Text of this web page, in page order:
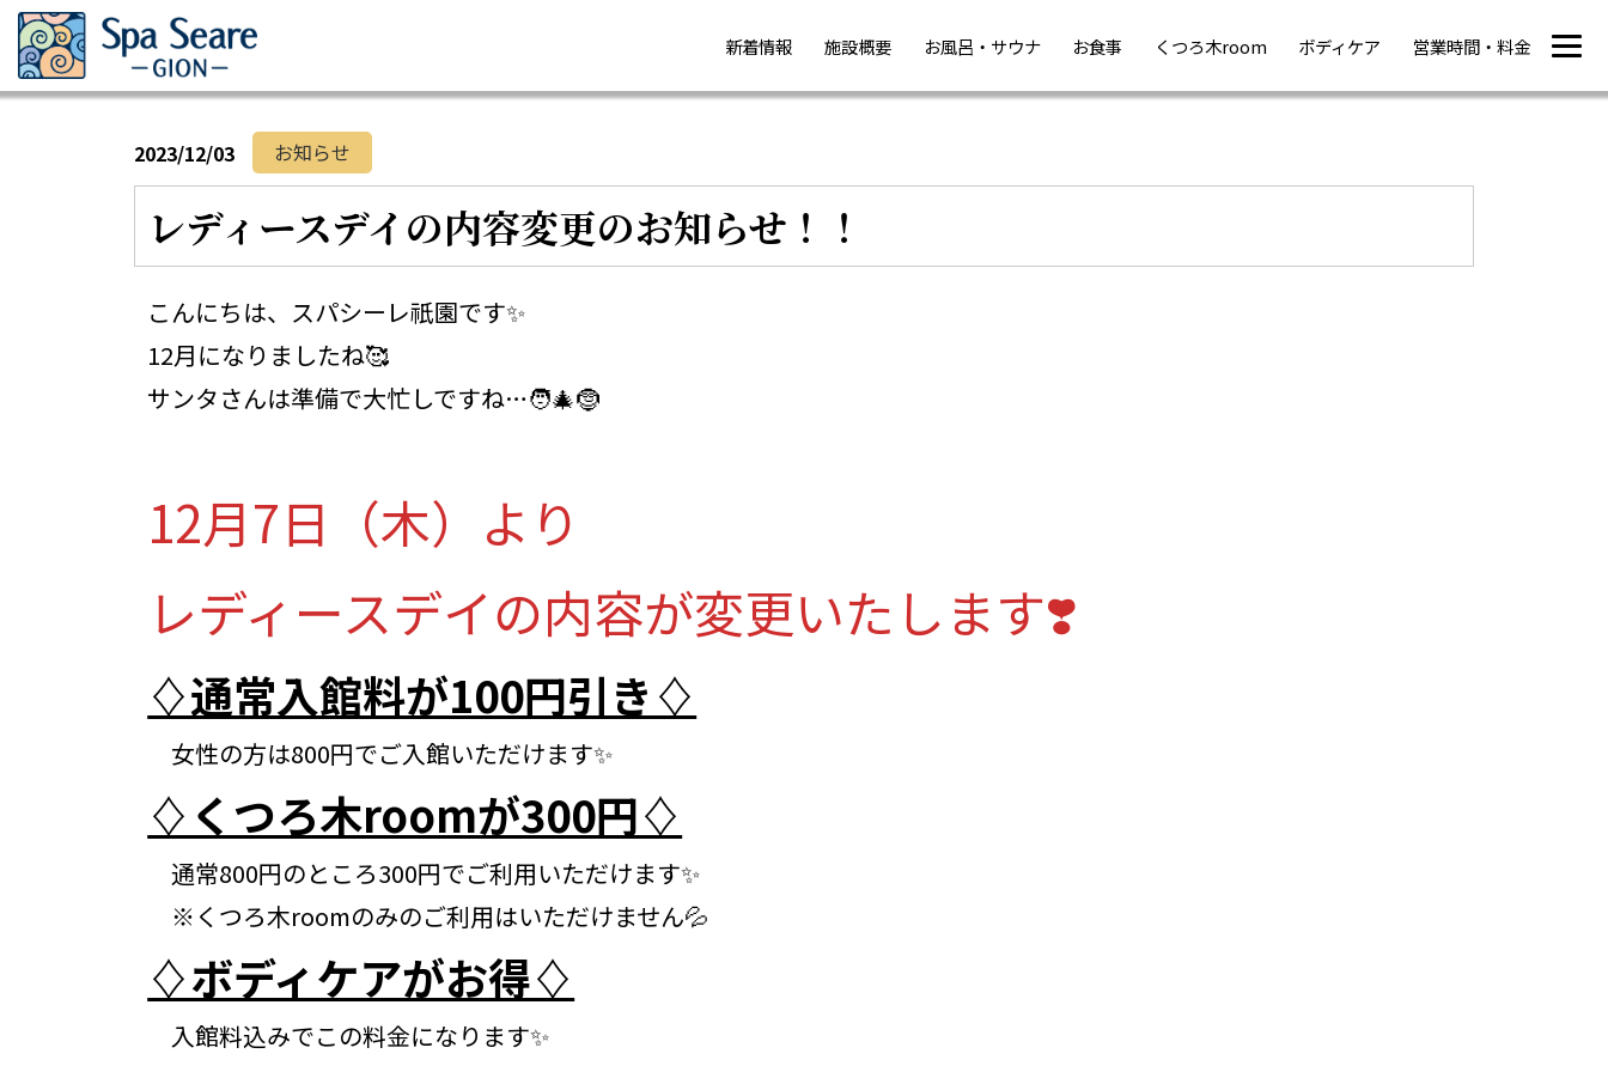
新着情報 施設概要 お風呂・サウナ お食事 くつろ木room ボディケア 営業時間・料金
2023/12/03 お知らせ
レディースデイの内容変更のお知らせ！！
こんにちは、スパシーレ祇園です✨
12月になりましたね🥰
サンタさんは準備で大忙しですね…🧑‍🎄🤶
12月7日（木）より
レディースデイの内容が変更いたします❣️
♢通常入館料が100円引き♢
女性の方は800円でご入館いただけます✨
♢くつろ木roomが300円♢
通常800円のところ300円でご利用いただけます✨
※くつろ木roomのみのご利用はいただけません💦
♢ボディケアがお得♢
入館料込みでこの料金になります✨